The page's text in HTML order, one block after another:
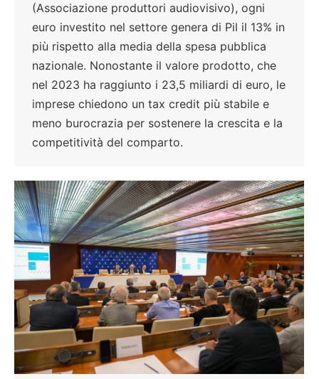
(Associazione produttori audiovisivo), ogni
euro investito nel settore genera di Pil il 13% in
più rispetto alla media della spesa pubblica
nazionale. Nonostante il valore prodotto, che
nel 2023 ha raggiunto i 23,5 miliardi di euro, le
imprese chiedono un tax credit più stabile e
meno burocrazia per sostenere la crescita e la
competitività del comparto.